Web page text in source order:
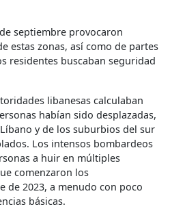
septiembre provocaron
estas zonas, así como de partes
residentes buscaban seguridad
libanesas calculaban
habían sido desplazadas,
y de los suburbios del sur
Los intensos bombardeos
a huir en múltiples
comenzaron los
de 2023, a menudo con poco
básicas.